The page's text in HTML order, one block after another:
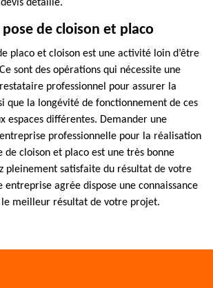
détaillé.
de cloison et placo
placo et cloison est une activité loin d’être
sont des opérations qui nécessite une
professionnel pour assurer la
que la longévité de fonctionnement de ces
espaces différentes. Demander une
professionnelle pour la réalisation
de cloison et placo est une très bonne
pleinement satisfaite du résultat de votre
entreprise agrée dispose une connaissance
meilleur résultat de votre projet.